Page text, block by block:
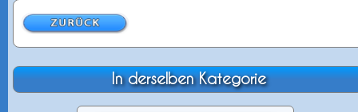
In derselben Kategorie